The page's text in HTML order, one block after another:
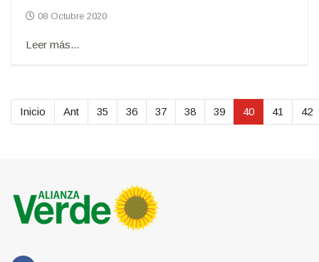
08 Octubre 2020
Leer más...
Inicio Ant 35 36 37 38 39 40 41 42